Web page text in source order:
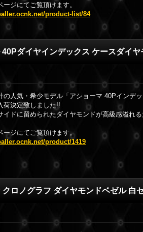
ージにてご覧頂けます。
product-list/84
ダイヤインデックス ケースダイ
の人気・希少モデル「アショーマ 40Pインデ
荷決定致しました!!
イドに留められたダイヤモンドが高級感溢れる
ージにてご覧頂けます。
product/1419
ロノグラフ ダイヤモンドベゼル 白